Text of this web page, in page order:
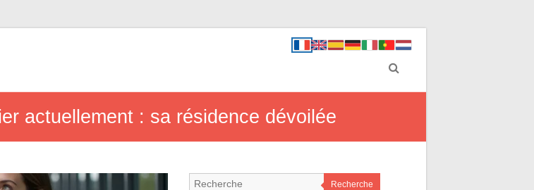
actuellement : sa résidence dévoilée
Recherche